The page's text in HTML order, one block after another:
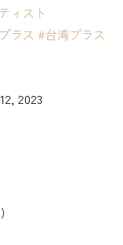
ィスト
ラス #台湾プラス
2023